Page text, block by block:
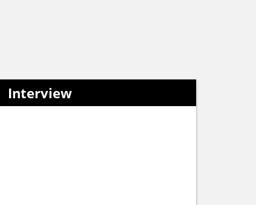
Interview